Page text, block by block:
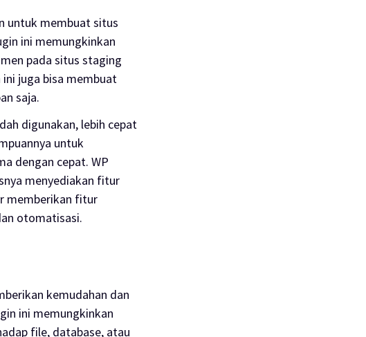
untuk membuat situs
ini memungkinkan
pada situs staging
ini juga bisa membuat
saja.
digunakan, lebih cepat
untuk
dengan cepat. WP
menyediakan fitur
memberikan fitur
otomatisasi.
kemudahan dan
ini memungkinkan
file, database, atau